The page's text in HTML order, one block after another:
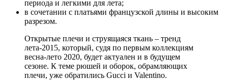
периода и легкими для лета;
в сочетании с платьями французской длины и высоким
разрезом.
Открытые плечи и струящаяся ткань – тренд
лета-2015, который, судя по первым коллекциям
весна-лето 2020, будет актуален и в будущем
сезоне. К теме рюшей и оборок, обрамляющих
плечи, уже обратились Gucci и Valentino.